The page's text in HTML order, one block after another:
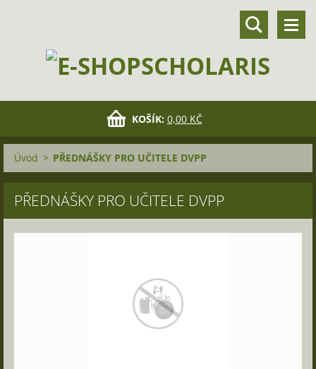
KOŠÍK: 0,00 KČ
Úvod > PŘEDNÁŠKY PRO UČITELE DVPP
PŘEDNÁŠKY PRO UČITELE DVPP